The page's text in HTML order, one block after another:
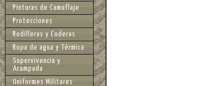
Pinturas de Camuflaje
Protecciones
Rodilleras y Coderas
Ropa de agua y Térmica
Supervivencia y
Acampada
Uniformes Militares